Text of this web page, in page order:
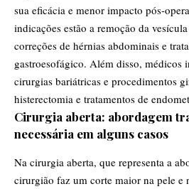
sua eficácia e menor impacto pós-
indicações estão a remoção da
correções de hérnias abdominais e
gastroesofágico. Além disso, médicos
cirurgias bariátricas e procedimentos
histerectomia e tratamentos de
Cirurgia aberta: abordagem
necessária em alguns casos
Na cirurgia aberta, que representa a
cirurgião faz um corte maior na pele e